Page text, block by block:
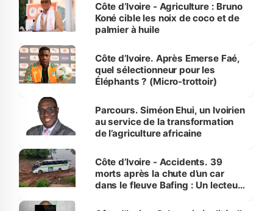
Côte d’Ivoire - Agriculture : Bruno
Koné cible les noix de coco et de
palmier à huile
Côte d’Ivoire. Après Emerse Faé,
quel sélectionneur pour les
Éléphants ? (Micro-trottoir)
Parcours. Siméon Ehui, un Ivoirien
au service de la transformation
de l’agriculture africaine
Côte d’Ivoire - Accidents. 39
morts après la chute d’un car
dans le fleuve Bafing : Un lecteur
des Transports